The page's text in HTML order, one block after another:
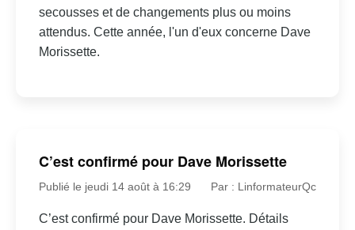
secousses et de changements plus ou moins
attendus. Cette année, l'un d'eux concerne Dave
Morissette.
C’est confirmé pour Dave Morissette
Publié le jeudi 14 août à 16:29 Par : LinformateurQc
C’est confirmé pour Dave Morissette. Détails